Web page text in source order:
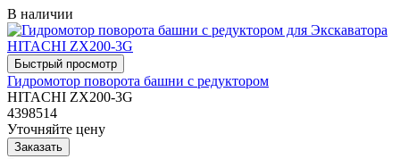
В наличии
Гидромотор поворота башни с редуктором
HITACHI ZX200-3G
4398514
Уточняйте цену